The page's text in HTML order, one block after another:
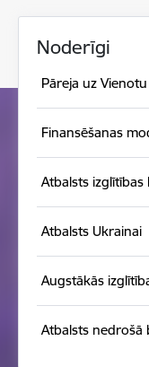
Noderīgi
Pāreja uz
Finansēšanas
Atbalsts
Atbalsts Ukrainai
Augstākās
Atbalsts nedrošā